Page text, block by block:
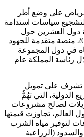
على وضع أطر
سياسات استدامة
دول العشرين حول
المياه الذي انطلق من قمة الرياض عام 2020 منصة متقدمة للجهود
في دول المجموعة
رئاسة المملكة عام
تشرف على تمويل
الدولية، التي تهُمُّ
لصالح مشروعات
تجاوزت قيمتها
لتوفير مياه الشرب
(الزراعية